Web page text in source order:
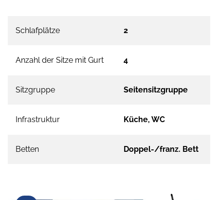
Schlafplätze 2
Anzahl der Sitze mit Gurt 4
Sitzgruppe Seitensitzgruppe
Infrastruktur Küche, WC
Betten Doppel-/franz. Bett